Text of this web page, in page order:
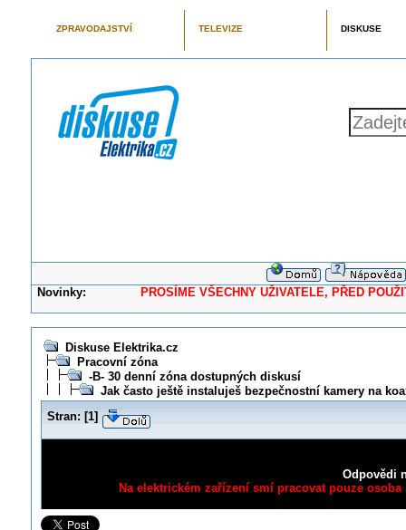
ZPRAVODAJSTVÍ TELEVIZE DISKUSE
Novinky: PROSÍME VŠECHNY UŽIVATELE, PŘED
Diskuse Elektrika.cz
Pracovní zóna
-B- 30 denní zóna dostupných diskusí
Jak často ještě instaluješ bezpečnostní kamery na
Stran: [1]
Odpovědi
Na elektrickém zařízení smí pracovat pouze